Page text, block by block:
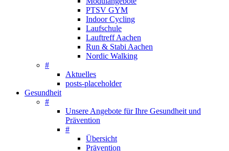
PTSV GYM
Indoor Cycling
Laufschule
Lauftreff Aachen
Run & Stabi Aachen
Nordic Walking
#
Aktuelles
posts-placeholder
Gesundheit
#
Unsere Angebote für Ihre Gesundheit und
Prävention
#
Übersicht
Prävention